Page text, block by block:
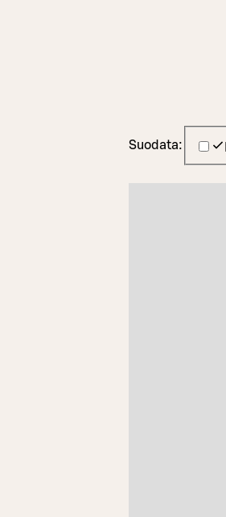
Suodata: